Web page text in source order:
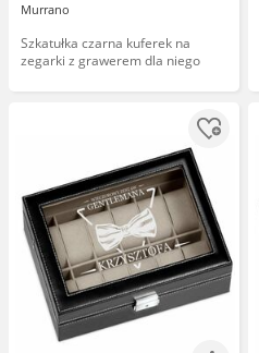
Murrano
Szkatułka czarna kuferek na
zegarki z grawerem dla niego